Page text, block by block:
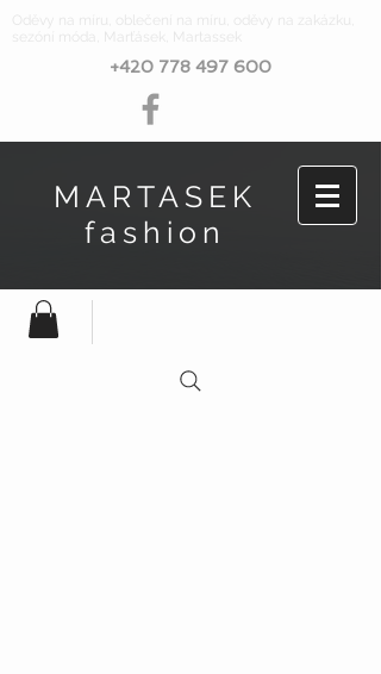
Oděvy na míru, oblečení na míru, oděvy na zakázku,
sezóní móda, Marťásek, Martassek
+420 778 497 600
MARTASEK
fashion